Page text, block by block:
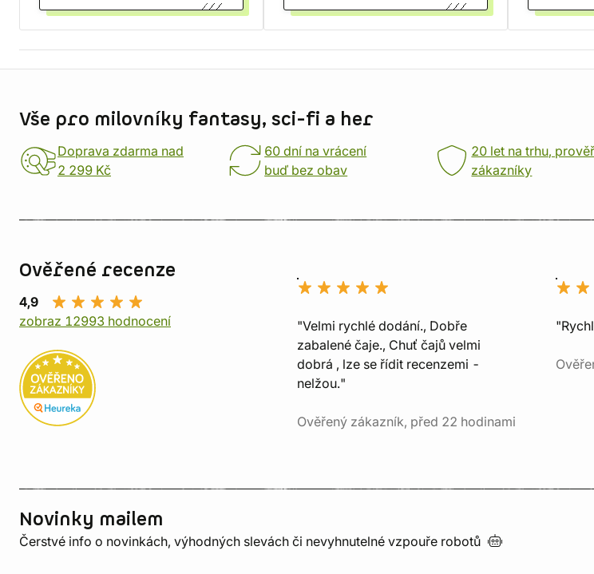
Vše pro milovníky fantasy, sci-fi a her
Doprava zdarma nad
2 299 Kč
60 dní na vrácení
buď bez obav
20 let na trhu,
zákazníky
Ověřené recenze
4,9
zobraz 12993 hodnocení
"Velmi rychlé dodání., Dobře
zabalené čaje., Chuť čajů velmi
dobrá , lze se řídit recenzemi -
nelžou."
Ověřený zákazník, před 22 hodinami
Novinky mailem
Čerstvé info o novinkách, výhodných slevách či nevyhnutelné vzpouře robotů